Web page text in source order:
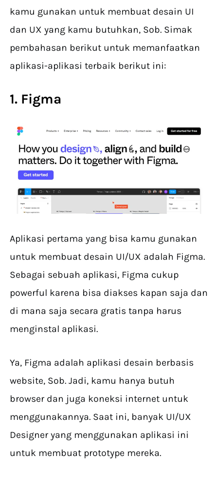
kamu gunakan untuk membuat desain UI
dan UX yang kamu butuhkan, Sob. Simak
pembahasan berikut untuk memanfaatkan
aplikasi-aplikasi terbaik berikut ini:
1. Figma
Aplikasi pertama yang bisa kamu gunakan
untuk membuat desain UI/UX adalah Figma.
Sebagai sebuah aplikasi, Figma cukup
powerful karena bisa diakses kapan saja dan
di mana saja secara gratis tanpa harus
menginstal aplikasi.
Ya, Figma adalah aplikasi desain berbasis
website, Sob. Jadi, kamu hanya butuh
browser dan juga koneksi internet untuk
menggunakannya. Saat ini, banyak UI/UX
Designer yang menggunakan aplikasi ini
untuk membuat prototype mereka.